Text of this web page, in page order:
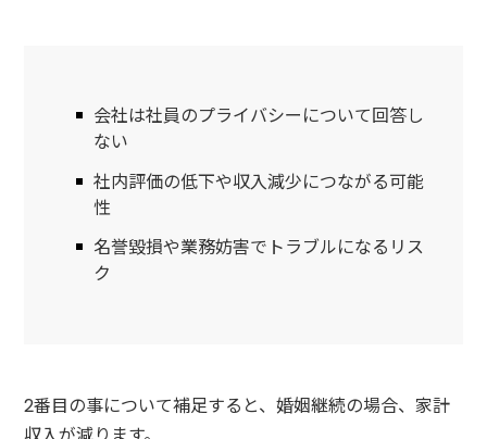
会社は社員のプライバシーについて回答し
ない
社内評価の低下や収入減少につながる可能
性
名誉毀損や業務妨害でトラブルになるリス
ク
2番目の事について補足すると、婚姻継続の場合、家計